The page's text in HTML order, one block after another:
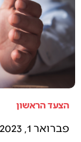
הצעד הראשון
פברואר 1, 2023